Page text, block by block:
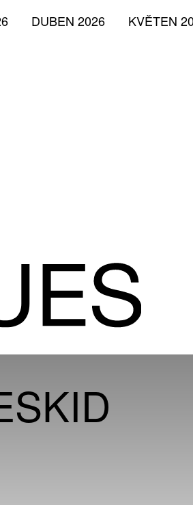
KVĚTEN
DUBEN 2026